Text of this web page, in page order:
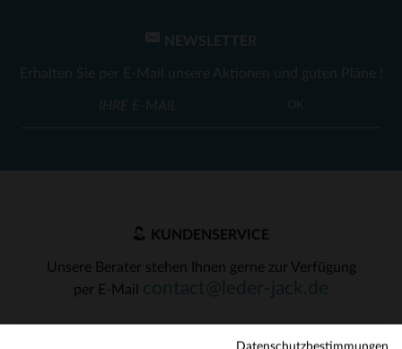
NEWSLETTER
Erhalten Sie per E-Mail unsere Aktionen und guten Pläne !
OK
KUNDENSERVICE
Unsere Berater stehen Ihnen gerne zur Verfügung
per E-Mail